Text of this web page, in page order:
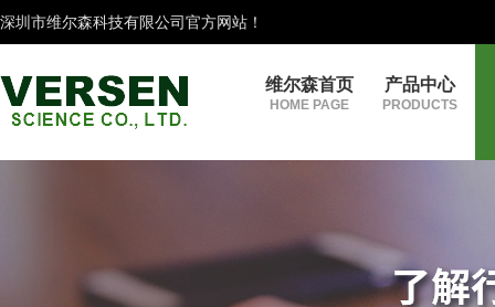
深圳市维尔森科技有限公司官方网站！
维尔森首页
HOME PAGE
产品中心
PRODUCTS